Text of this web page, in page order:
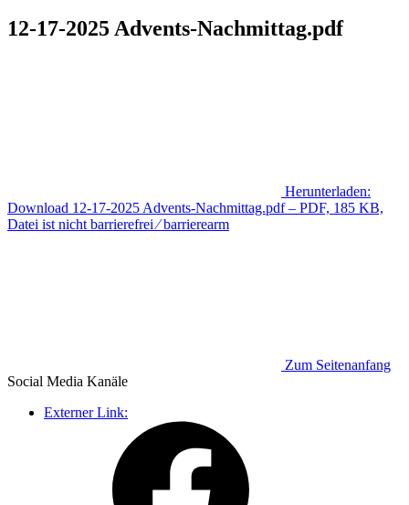
12-17-2025 Advents-Nachmittag.pdf
Herunterladen:
Download 12-17-2025 Advents-Nachmittag.pdf – PDF, 185 KB,
Datei ist nicht barrierefrei ⁄ barrierearm
Zum Seitenanfang
Social Media Kanäle
Externer Link: